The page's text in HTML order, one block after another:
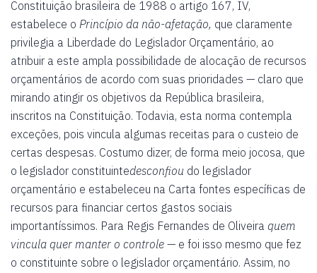
Constituição brasileira de 1988 o artigo 167, IV,
estabelece o Princípio da não-afetação, que claramente
privilegia a Liberdade do Legislador Orçamentário, ao
atribuir a este ampla possibilidade de alocação de recursos
orçamentários de acordo com suas prioridades — claro que
mirando atingir os objetivos da República brasileira,
inscritos na Constituição. Todavia, esta norma contempla
exceções, pois vincula algumas receitas para o custeio de
certas despesas. Costumo dizer, de forma meio jocosa, que
o legislador constituintedesconfiou do legislador
orçamentário e estabeleceu na Carta fontes específicas de
recursos para financiar certos gastos sociais
importantíssimos. Para Regis Fernandes de Oliveira quem
vincula quer manter o controle — e foi isso mesmo que fez
o constituinte sobre o legislador orçamentário. Assim, no